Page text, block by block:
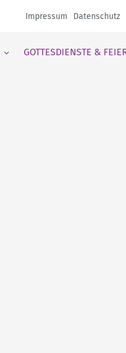
Impressum Datenschutz
GOTTESDIENSTE &